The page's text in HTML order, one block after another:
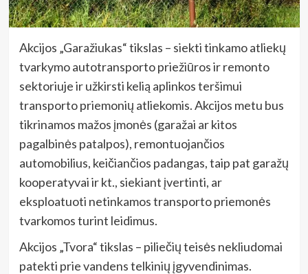
Akcijos „Garažiukas“ tikslas – siekti tinkamo atliekų
tvarkymo autotransporto priežiūros ir remonto
sektoriuje ir užkirsti kelią aplinkos teršimui
transporto priemonių atliekomis. Akcijos metu bus
tikrinamos mažos įmonės (garažai ar kitos
pagalbinės patalpos), remontuojančios
automobilius, keičiančios padangas, taip pat garažų
kooperatyvai ir kt., siekiant įvertinti, ar
eksploatuoti netinkamos transporto priemonės
tvarkomos turint leidimus.
Akcijos „Tvora“ tikslas – piliečių teisės nekliudomai
patekti prie vandens telkinių įgyvendinimas.